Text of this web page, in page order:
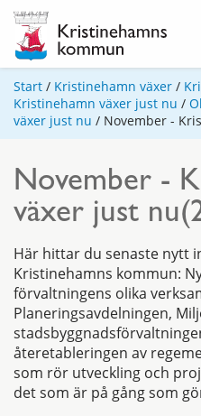
Start / Kristinehamn växer /
Kristinehamn växer just nu /
växer just nu / November -
November -
växer just
Här hittar du senaste nytt
Kristinehamns kommun:
förvaltningens olika
Planeringsavdelningen,
återetableringen av
som rör utveckling och
det som är på gång som